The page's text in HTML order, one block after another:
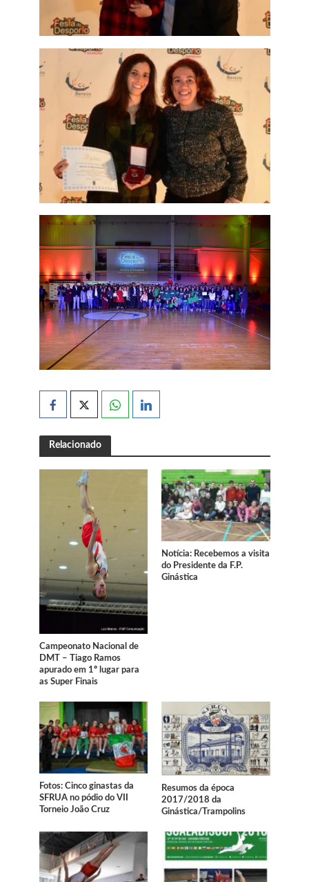
Relacionado
Campeonato Nacional de
DMT – Tiago Ramos
apurado em 1º lugar para
as Super Finais
Notícia: Recebemos a visita
do Presidente da F.P.
Ginástica
Fotos: Cinco ginastas da
SFRUA no pódio do VII
Torneio João Cruz
Resumos da época
2017/2018 da
Ginástica/Trampolins